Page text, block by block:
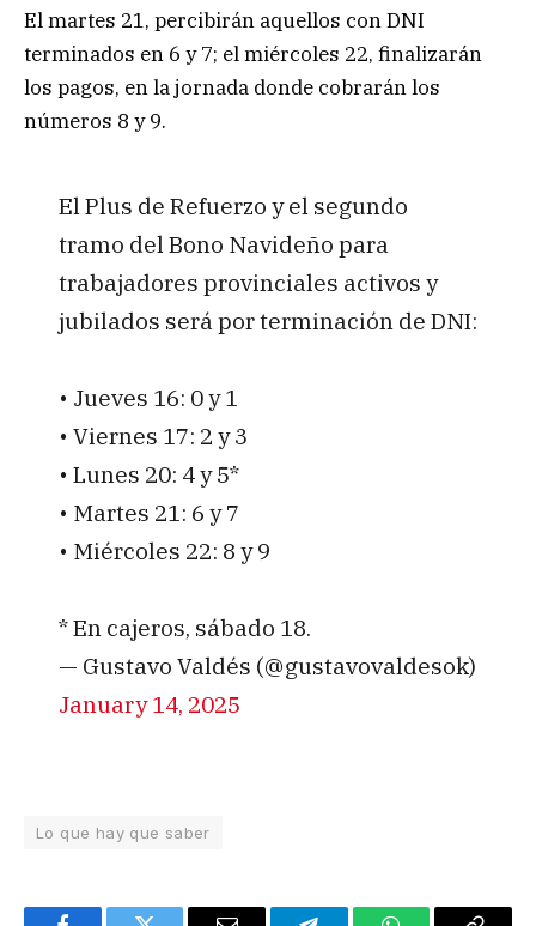
El martes 21, percibirán aquellos con DNI
terminados en 6 y 7; el miércoles 22, finalizarán
los pagos, en la jornada donde cobrarán los
números 8 y 9.
El Plus de Refuerzo y el segundo
tramo del Bono Navideño para
trabajadores provinciales activos y
jubilados será por terminación de DNI:
• Jueves 16: 0 y 1
• Viernes 17: 2 y 3
• Lunes 20: 4 y 5*
• Martes 21: 6 y 7
• Miércoles 22: 8 y 9
* En cajeros, sábado 18.
— Gustavo Valdés (@gustavovaldesok)
January 14, 2025
Lo que hay que saber